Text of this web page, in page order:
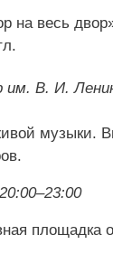
на весь
им. В. И.
музыки.